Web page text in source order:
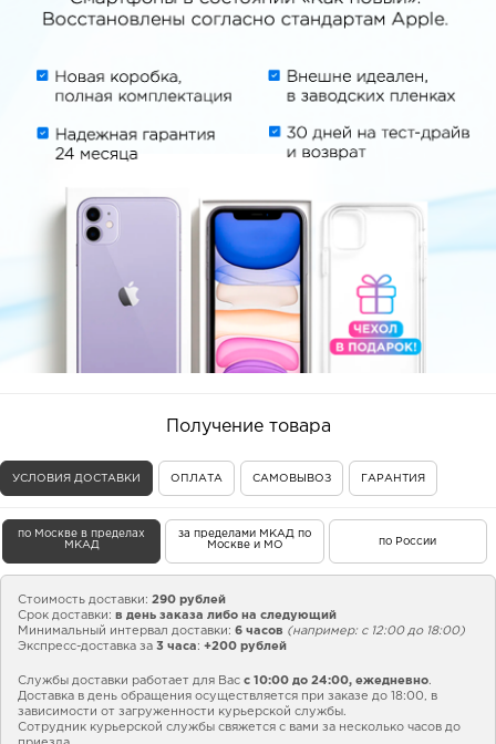
Получение товара
УСЛОВИЯ ДОСТАВКИ ОПЛАТА САМОВЫВОЗ ГАРАНТИЯ
по Москве в пределах
МКАД
за пределами МКАД по
Москве и МО
по России
Стоимость доставки: 290 рублей
Срок доставки: в день заказа либо на следующий
Минимальный интервал доставки: 6 часов (например: с 12:00 до 18:00)
Экспресс-доставка за 3 часа : +200 рублей
Службы доставки работает для Вас с 10:00 до 24:00, ежедневно.
Доставка в день обращения осуществляется при заказе до 18:00, в
зависимости от загруженности курьерской службы.
Сотрудник курьерской службы свяжется с вами за несколько часов до